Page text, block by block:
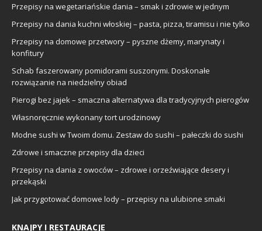
Przepisy na wegetariańskie dania – smak i zdrowie w jednym
Przepisy na dania kuchni włoskiej – pasta, pizza, tiramisu i nie tylko
Przepisy na domowe przetwory – pyszne dżemy, marynaty i
konfitury
Schab faszerowany pomidorami suszonymi. Doskonałe
rozwiązanie na niedzielny obiad
Pierogi bez jajek – smaczna alternatywa dla tradycyjnych pierogów
Własnoręcznie wykonany tort urodzinowy
Modne sushi w Twoim domu. Zestaw do sushi – pałeczki do sushi
Zdrowe i smaczne przepisy dla dzieci
Przepisy na dania z owoców – zdrowe i orzeźwiające desery i
przekąski
Jak przygotować domowe lody – przepisy na ulubione smaki
KNAJPY I RESTAURACJE